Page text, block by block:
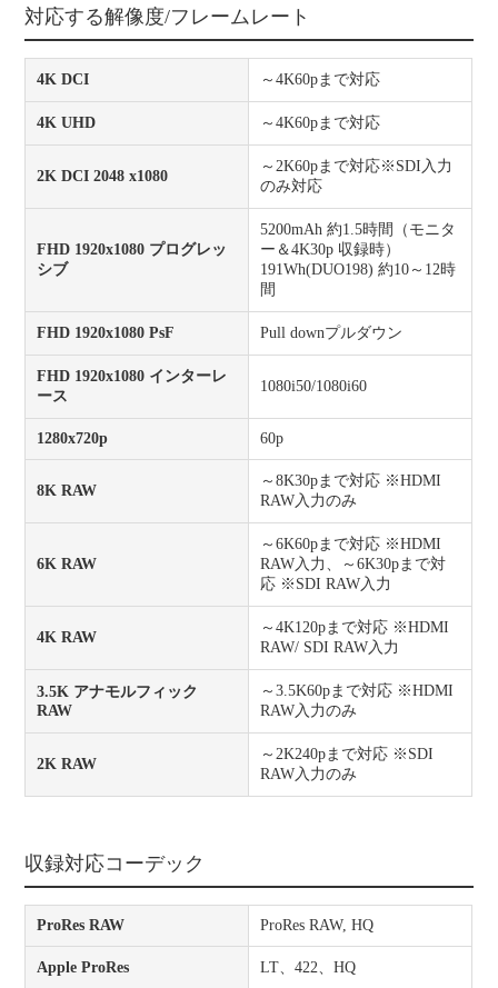
対応する解像度/フレームレート
4K DCI ～4K60pまで対応
4K UHD ～4K60pまで対応
2K DCI 2048 x1080
～2K60pまで対応※SDI入力
のみ対応
FHD 1920x1080 プログレッ
シブ
5200mAh 約1.5時間（モニタ
ー＆4K30p 収録時）
191Wh(DUO198) 約10～12時
間
FHD 1920x1080 PsF Pull downプルダウン
FHD 1920x1080 インターレ
ース
1080i50/1080i60
1280x720p 60p
8K RAW
～8K30pまで対応 ※HDMI
RAW入力のみ
6K RAW
～6K60pまで対応 ※HDMI
RAW入力、～6K30pまで対
応 ※SDI RAW入力
4K RAW
～4K120pまで対応 ※HDMI
RAW/ SDI RAW入力
3.5K アナモルフィック
RAW
～3.5K60pまで対応 ※HDMI
RAW入力のみ
2K RAW
～2K240pまで対応 ※SDI
RAW入力のみ
収録対応コーデック
ProRes RAW ProRes RAW, HQ
Apple ProRes LT、422、HQ